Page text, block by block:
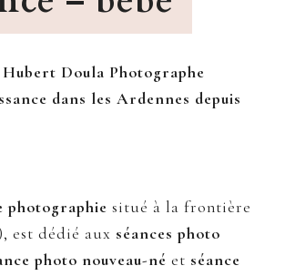
Hubert Doula Photographe
dans les Ardennes depuis
photographie situé à la frontière
est dédié aux séances photo
photo nouveau-né et séance